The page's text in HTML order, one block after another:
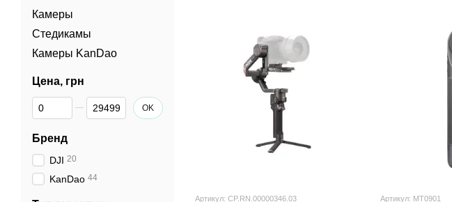
Артикул: CP.RN.00000346.03 Артикул: MT0901
Камеры
Стедикамы
Камеры KanDao
Цена, грн
От Цена, грн
До Цена, грн OK
Бренд
DJI 20
KanDao 44